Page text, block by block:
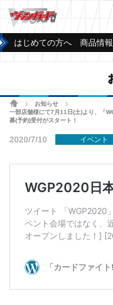
はじめての方へ 商品情報
ホームお知らせ
一部店舗様にて7月11日(土)より、「
募(予約)受付がスタート！
2020/7/10 イベント